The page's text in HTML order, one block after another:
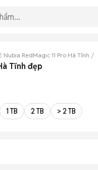
Nubia RedMagic 11 Pro Hà Tĩnh
Tĩnh đẹp
1 TB 2 TB > 2 TB